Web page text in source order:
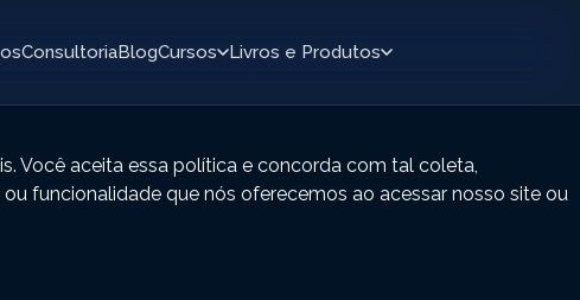
ConsultoriaBlogCursos Livros e Produtos
Você aceita essa política e concorda com tal coleta,
funcionalidade que nós oferecemos ao acessar nosso site ou